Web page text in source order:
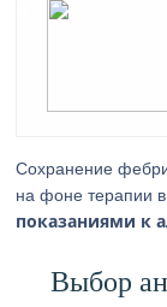
Сохранение
на фоне терапии
показаниями к
Выбор